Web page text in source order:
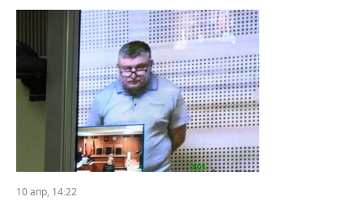
10 апр, 14:22